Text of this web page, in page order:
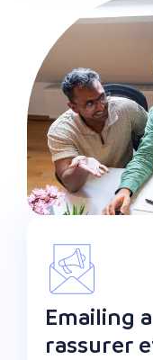
Emailing
rassurer